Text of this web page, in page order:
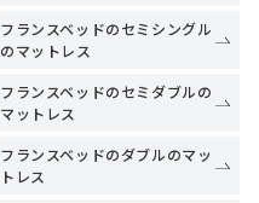
フランスベッドのセミシングル
のマットレス
フランスベッドのセミダブルの
マットレス
フランスベッドのダブルのマッ
トレス